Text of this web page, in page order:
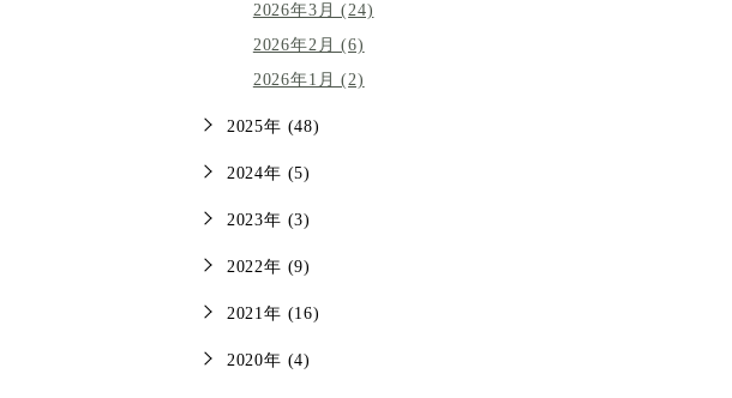
2026年3月 (24)
2026年2月 (6)
2026年1月 (2)
2025年 (48)
2024年 (5)
2023年 (3)
2022年 (9)
2021年 (16)
2020年 (4)